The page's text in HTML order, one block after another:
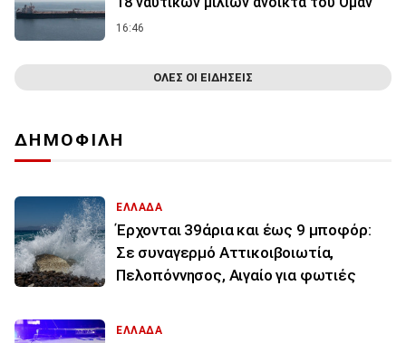
16:46
ΟΛΕΣ ΟΙ ΕΙΔΗΣΕΙΣ
ΔΗΜΟΦΙΛΗ
ΕΛΛΑΔΑ
Έρχονται 39άρια και έως 9 μποφόρ:
Σε συναγερμό Αττικοιβοιωτία,
Πελοπόννησος, Αιγαίο για φωτιές
ΕΛΛΑΔΑ